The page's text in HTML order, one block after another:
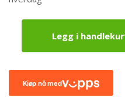
er:
Lightweight
Liggeunderlag
-
Legg i